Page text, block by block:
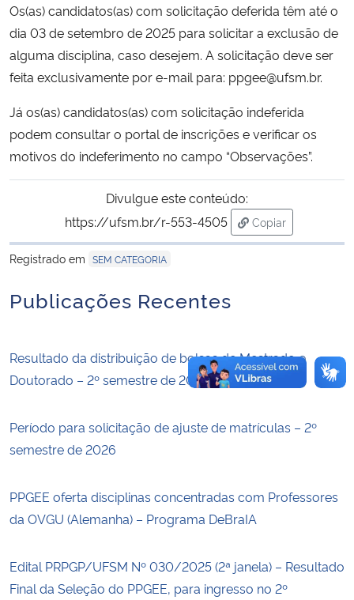
Ministério da Mulher, da Família e dos Direitos Humanos
Secretaria-Geral
Gabinete de Segurança Institucional
Advocacia-Geral da União
Banco Central do Brasil
Planalto
Os(as) candidatos(as) com solicitação deferida têm até o
dia 03 de setembro de 2025 para solicitar a exclusão de
alguma disciplina, caso desejem. A solicitação deve ser
feita exclusivamente por e-mail para: ppgee@ufsm.br.
Já os(as) candidatos(as) com solicitação indeferida
podem consultar o portal de inscrições e verificar os
motivos do indeferimento no campo “Observações”.
Divulgue este conteúdo:
https://ufsm.br/r-553-4505
Copiar
para área de
Registrado em SEM CATEGORIA
Publicações Recentes
Resultado da distribuição de bolsas de Mestrado e
Doutorado – 2º semestre de 2026
Período para solicitação de ajuste de matrículas – 2º
semestre de 2026
PPGEE oferta disciplinas concentradas com Professores
da OVGU (Alemanha) – Programa DeBraIA
Edital PRPGP/UFSM Nº 030/2025 (2ª janela) – Resultado
Final da Seleção do PPGEE, para ingresso no 2º